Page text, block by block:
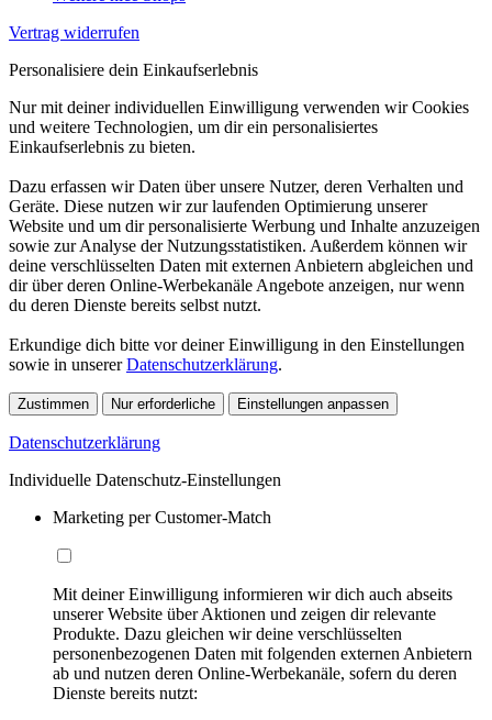
Vertrag widerrufen
Personalisiere dein Einkaufserlebnis
Nur mit deiner individuellen Einwilligung verwenden wir Cookies
und weitere Technologien, um dir ein personalisiertes
Einkaufserlebnis zu bieten.
Dazu erfassen wir Daten über unsere Nutzer, deren Verhalten und
Geräte. Diese nutzen wir zur laufenden Optimierung unserer
Website und um dir personalisierte Werbung und Inhalte anzuzeigen
sowie zur Analyse der Nutzungsstatistiken. Außerdem können wir
deine verschlüsselten Daten mit externen Anbietern abgleichen und
dir über deren Online-Werbekanäle Angebote anzeigen, nur wenn
du deren Dienste bereits selbst nutzt.
Erkundige dich bitte vor deiner Einwilligung in den Einstellungen
sowie in unsererDatenschutzerklärung.
Zustimmen Nur erforderliche Einstellungen anpassen
Datenschutzerklärung
Individuelle Datenschutz-Einstellungen
Marketing per Customer-Match
Mit deiner Einwilligung informieren wir dich auch abseits
unserer Website über Aktionen und zeigen dir relevante
Produkte. Dazu gleichen wir deine verschlüsselten
personenbezogenen Daten mit folgenden externen Anbietern
ab und nutzen deren Online-Werbekanäle, sofern du deren
Dienste bereits nutzt: